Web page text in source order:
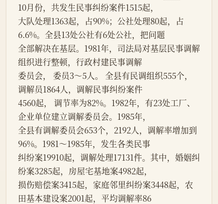
10月份，共发生民事纠纷案件1515起，
大队处理1363起，占90%；公社处理80起，占
6.6%。全县13处公社有6处公社，把问题
全部解决在基层。1981年，司法局对基层民事调解
组织进行整顿，行政村建民事调解
委员会， 委员3～5人。 全县有民调组织555个，
调解员1864人，调解民事纠纷案件
4560起， 调节率为82%。1982年，有23处工厂、
企业单位建立调解委员会。1985年，
全县有调解委员会653个，2192人，调解率增加到
96%。1981～1985年，发生各类民事
纠纷案19910起，调解处理17131件。其中，婚姻纠
纷案3285起，房屋宅基地案4982起，
损伤赔偿案3415起，家庭邻里纠纷案3448起，农
田基本建设案2001起，平均调解率86